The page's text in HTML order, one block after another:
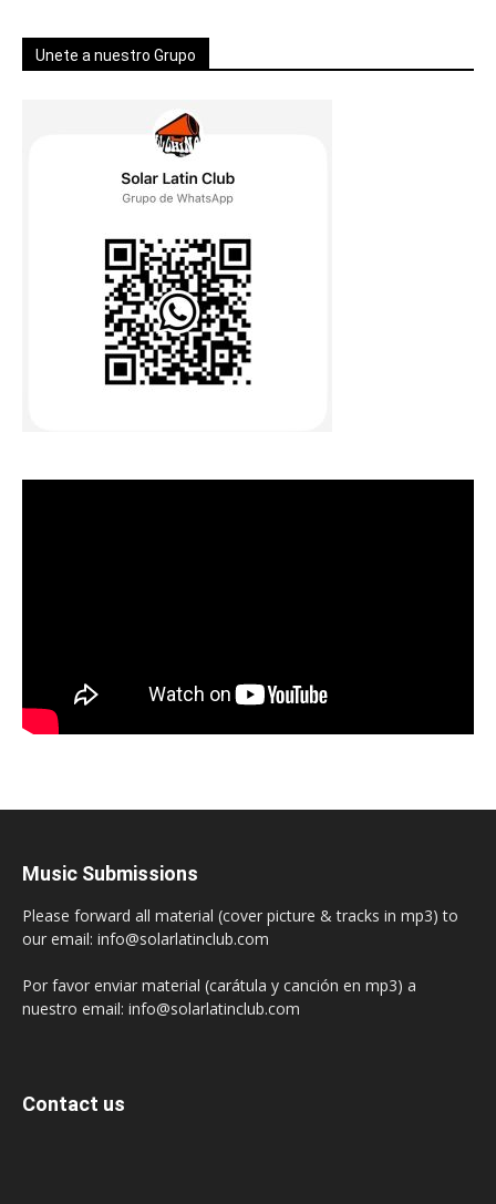
Unete a nuestro Grupo
Music Submissions
Please forward all material (cover picture & tracks in mp3) to
our email: info@solarlatinclub.com
Por favor enviar material (carátula y canción en mp3) a
nuestro email: info@solarlatinclub.com
Contact us